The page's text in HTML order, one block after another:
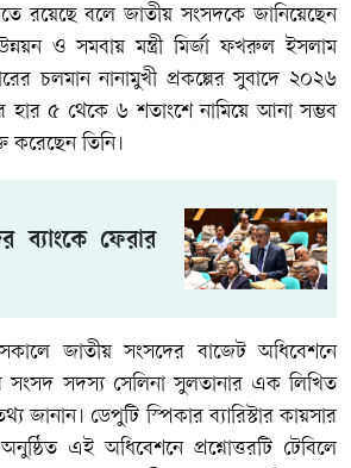
রয়েছে বলে জাতীয় সংসদকে জানিয়েছেন
ও সমবায় মন্ত্রী মির্জা ফখরুল ইসলাম
চলমান নানামুখী প্রকল্পের সুবাদে ২০২৬
হার ৫ থেকে ৬ শতাংশে নামিয়ে আনা সম্ভব
করেছেন তিনি।
ব্যাংকে ফেরার
জাতীয় সংসদের বাজেট অধিবেশনে
সংসদ সদস্য সেলিনা সুলতানার এক লিখিত
জানান। ডেপুটি স্পিকার ব্যারিস্টার কায়সার
এই অধিবেশনে প্রশ্নোত্তরটি টেবিলে